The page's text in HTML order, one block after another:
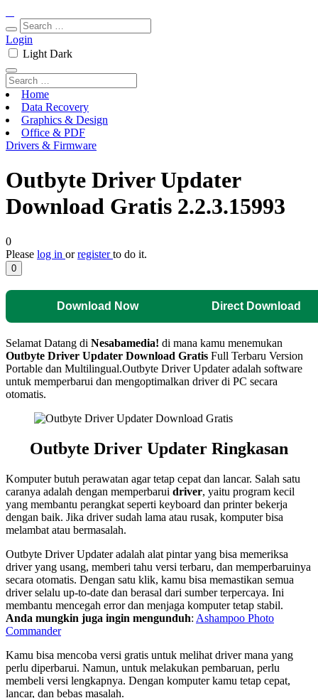
Login
Light Dark
Home
Data Recovery
Graphics & Design
Office & PDF
Drivers & Firmware
Outbyte Driver Updater
Download Gratis 2.2.3.15993
0
Please log in orregisterto do it.
0
Download Now Direct Download
Selamat Datang di Nesabamedia! di mana kamu menemukan
Outbyte Driver Updater Download Gratis Full Terbaru Version
Portable dan Multilingual.Outbyte Driver Updater adalah software
untuk memperbarui dan mengoptimalkan driver di PC secara
otomatis.
Outbyte Driver Updater Ringkasan
Komputer butuh perawatan agar tetap cepat dan lancar. Salah satu
caranya adalah dengan memperbarui driver, yaitu program kecil
yang membantu perangkat seperti keyboard dan printer bekerja
dengan baik. Jika driver sudah lama atau rusak, komputer bisa
melambat atau bermasalah.
Outbyte Driver Updater adalah alat pintar yang bisa memeriksa
driver yang usang, memberi tahu versi terbaru, dan memperbaruinya
secara otomatis. Dengan satu klik, kamu bisa memastikan semua
driver selalu up-to-date dan berasal dari sumber terpercaya. Ini
membantu mencegah error dan menjaga komputer tetap stabil.
Anda mungkin juga ingin mengunduh: Ashampoo Photo
Commander
Kamu bisa mencoba versi gratis untuk melihat driver mana yang
perlu diperbarui. Namun, untuk melakukan pembaruan, perlu
membeli versi lengkapnya. Dengan komputer kamu tetap cepat,
lancar, dan bebas masalah.